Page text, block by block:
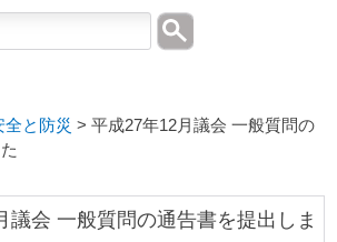
全と防災 >平成27年12月議会 一般質問の
議会 一般質問の通告書を提出しま